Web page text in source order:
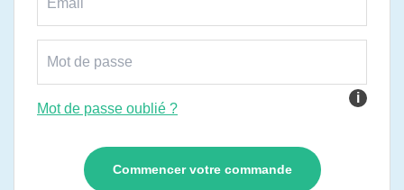
i
Mot de passe oublié ?